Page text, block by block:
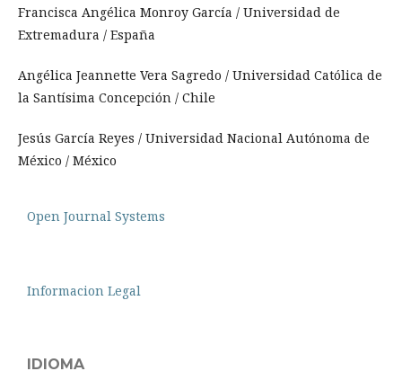
Francisca Angélica Monroy García / Universidad de
Extremadura / España
Angélica Jeannette Vera Sagredo / Universidad Católica de
la Santísima Concepción / Chile
Jesús García Reyes / Universidad Nacional Autónoma de
México / México
Open Journal Systems
Informacion Legal
IDIOMA